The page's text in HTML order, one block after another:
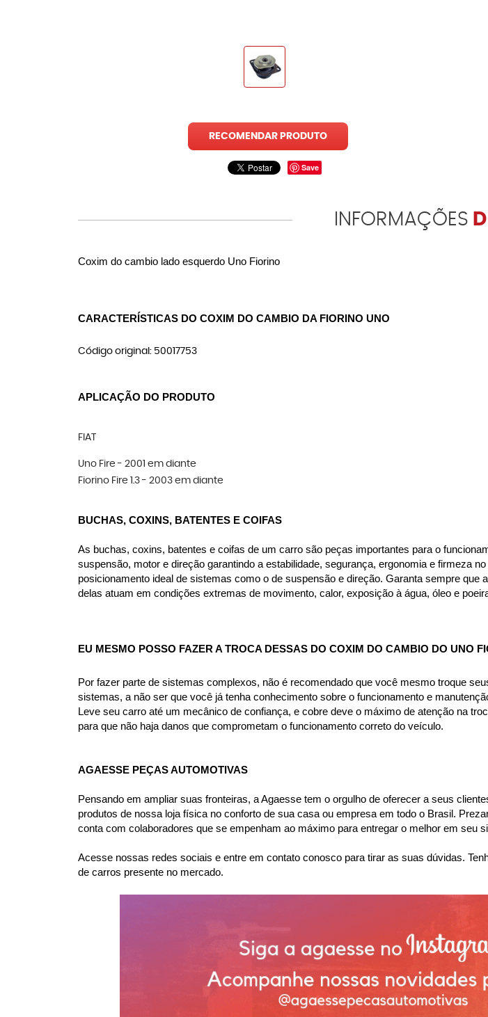
RECOMENDAR PRODUTO
Save
INFORMAÇÕES
Coxim do cambio lado esquerdo Uno Fiorino
CARACTERÍSTICAS DO COXIM DO CAMBIO DA FIORINO UNO
Código original: 50017753
APLICAÇÃO DO PRODUTO
FIAT
Uno Fire - 2001 em diante
Fiorino Fire 1.3 - 2003 em diante
BUCHAS, COXINS, BATENTES E COIFAS
As buchas, coxins, batentes e coifas de um carro são peças importantes para o
suspensão, motor e direção garantindo a estabilidade, segurança, ergonomia e firmeza
posicionamento ideal de sistemas como o de suspensão e direção. Garanta sempre
delas atuam em condições extremas de movimento, calor, exposição à água, óleo e
EU MESMO POSSO FAZER A TROCA DESSAS DO COXIM DO CAMBIO DO UNO
Por fazer parte de sistemas complexos, não é recomendado que você mesmo troque
sistemas, a não ser que você já tenha conhecimento sobre o funcionamento e
Leve seu carro até um mecânico de confiança, e cobre deve o máximo de atenção na
para que não haja danos que comprometam o funcionamento correto do veículo.
AGAESSE PEÇAS AUTOMOTIVAS
Pensando em ampliar suas fronteiras, a Agaesse tem o orgulho de oferecer a seus
produtos de nossa loja física no conforto de sua casa ou empresa em todo o Brasil.
conta com colaboradores que se empenham ao máximo para entregar o melhor em seu
Acesse nossas redes sociais e entre em contato conosco para tirar as suas dúvidas.
de carros presente no mercado.